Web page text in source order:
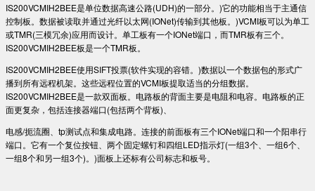
IS200VCMIH2BEE是单位数据高速公路(UDH)的一部分。)它的功能相当于主通信
控制板。数据被读取并通过光纤以太网(IONet)传输到其他板。)VCMI板可以为单工
或TMR(三模冗余)应用而设计。单工板有一个IONet端口，而TMR板有三个。
IS200VCMIH2BEE板是一个TMR板。
IS200VCMIH2BEE使用SIFT投票(软件实现的容错。)数据以一个数据包的形式广
播到所有远程机架。这些远程位置的VCMI板提取适当的分组数据。
IS200VCMIH2BEE是一款双面板。电路板的背面主要是电阻和电容。电路板的正
面更复杂，包括连接器端口(包括两个背板)、
电感/扼流圈、tp测试点和集成电路。连接的前面板有三个IONet端口和一个阳串行
端口。它有一个复位按钮、两个固定螺钉和四组LED指示灯(一组3个、一组6个、
一组8个和另一组3个)。)面板上还标有公司标志和板号。